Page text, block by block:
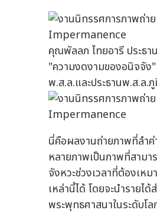
คุณพัลลภ ไทยอารี ประธ
"ความงดงามของอนิจจัง
พ.ส.ล.และประธานพ.ส.ล.
นี่คือผลงานถ่ายภาพที่ลำ
หลายภาพเป็นภาพที่สามา
จังหวะช่วงเวลาที่ต้องเห
เหล่านี้ได้ โดยจะนำราย
พระพุทธศาสนาในระดับโล